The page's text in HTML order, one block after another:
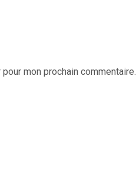
mon prochain commentaire.